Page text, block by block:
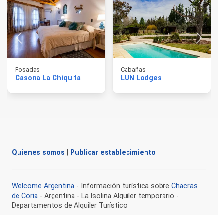
Posadas
Casona La Chiquita
Cabañas
LUN Lodges
Quienes somos Publicar establecimiento
Welcome Argentina - Información turística sobre Chacras
de Coria - Argentina - La Isolina Alquiler temporario -
Departamentos de Alquiler Turístico